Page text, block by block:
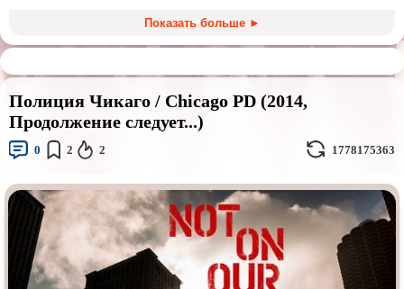
Marvel PIXAR
Sci-Fi (Научнаяфантастика) Trash (трэш) movies
Авангард иСюрреализм Ангелы и Демоны
Аниме
Дорамы Индийское кино
Киберпанк Коллекция
Комикс Маги и Волшебники
Показать больше ►
Полиция Чикаго / Chicago PD (2014,
Продолжение следует...)
0 2 2 1778175363